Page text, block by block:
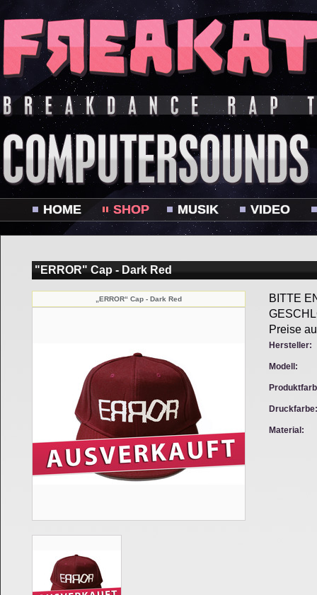
HOME SHOP MUSIK VIDEO
"ERROR" Cap - Dark Red
„ERROR“ Cap - Dark Red
BITTE
Preise
Hersteller:
Modell:
Druckfarbe:
Material: